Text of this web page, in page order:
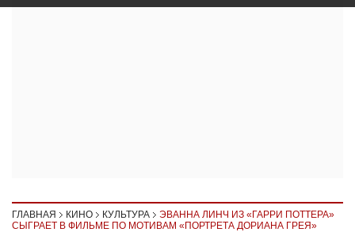
ГЛАВНАЯ КИНО КУЛЬТУРА
ЭВАННА ЛИНЧ ИЗ «ГАРРИ ПОТТЕРА»
СЫГРАЕТ В ФИЛЬМЕ ПО МОТИВАМ «ПОРТРЕТА ДОРИАНА ГРЕЯ»